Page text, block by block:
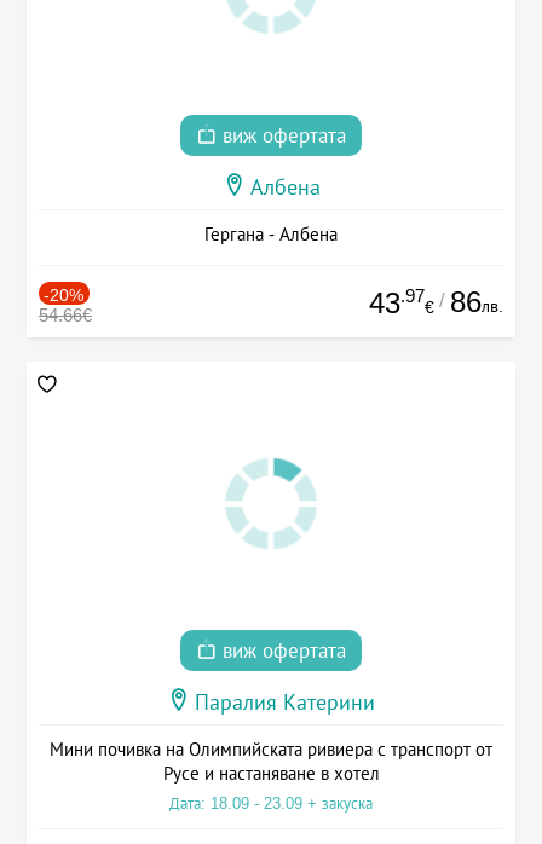
виж офертата
Албена
Гергана - Албена
-20%
54.66€ 43.97
€ / 86лв.
виж офертата
Паралия Катерини
Мини почивка на Олимпийската ривиера с транспорт от
Русе и настаняване в хотел
Дата: 18.09 - 23.09 + закуска